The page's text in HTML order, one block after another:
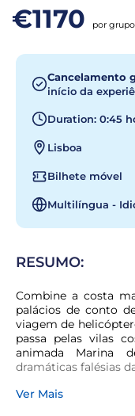
€1170 por grupo
Cancelamento
início da
Duration: 0:45
Lisboa
Bilhete móvel
Multilíngua -
RESUMO:
Combine a costa
palácios de conto
viagem de
passa pelas vilas
animada Marina
dramáticas falésias
Ver Mais